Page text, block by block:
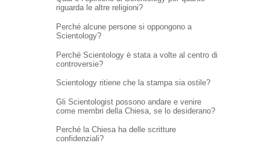
riguarda le altre religioni?
Perché alcune persone si oppongono a
Scientology?
Perché Scientology è stata a volte al centro di
controversie?
Scientology ritiene che la stampa sia ostile?
Gli Scientologist possono andare e venire
come membri della Chiesa, se lo desiderano?
Perché la Chiesa ha delle scritture
confidenziali?